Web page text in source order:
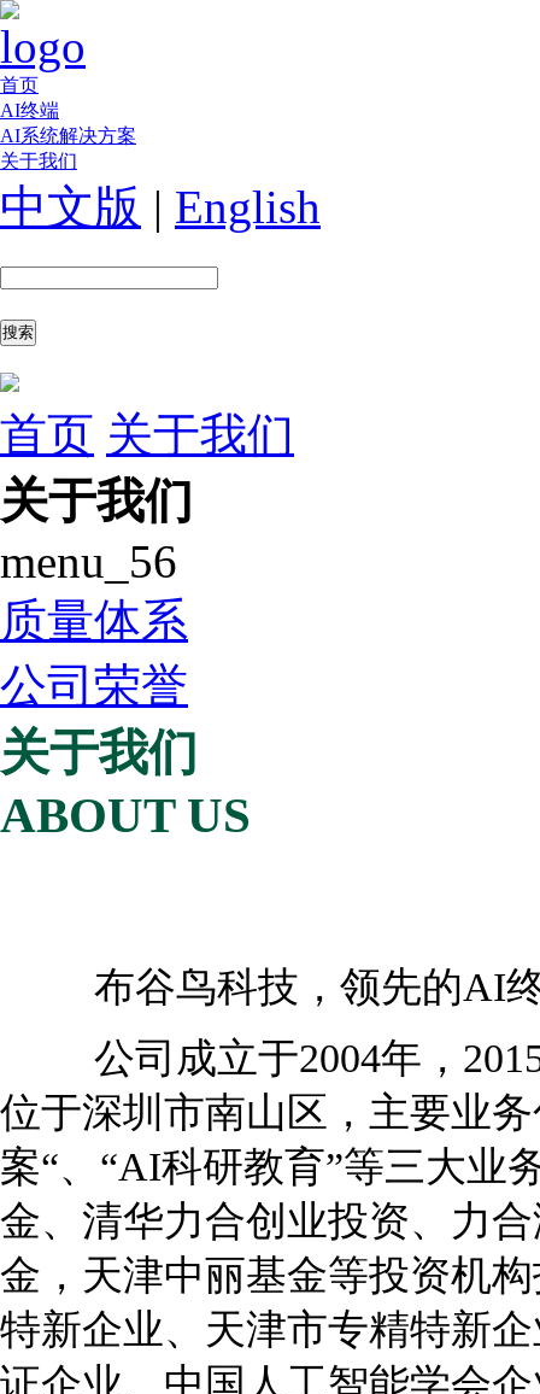
首页
AI终端
AI系统解决方案
关于我们
中文版 | English
首页 关于我们
关于我们
menu_56
质量体系
公司荣誉
关于我们
ABOUT US
布谷鸟科技，领先的AI
公司成立于2004年，
位于深圳市南山区，主要业
案“、“AI科研教育”等三大业
金、清华力合创业投资、力
金，天津中丽基金等投资机
特新企业、天津市专精特新
证企业、中国人工智能学会